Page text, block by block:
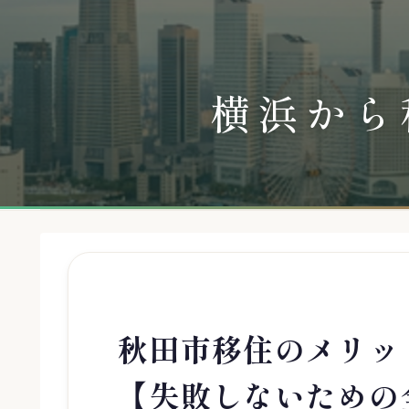
横浜か
秋田市移住のメリ
【失敗しないため